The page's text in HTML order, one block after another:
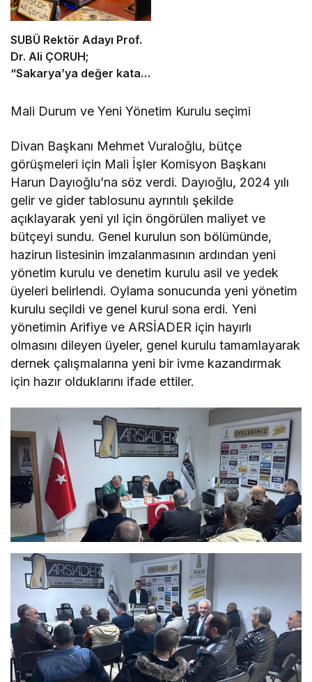
SUBÜ Rektör Adayı Prof.
Dr. Ali ÇORUH;
“Sakarya’ya değer katan
istiyorum”
Mali Durum ve Yeni Yönetim Kurulu seçimi
Divan Başkanı Mehmet Vuraloğlu, bütçe
görüşmeleri için Mali İşler Komisyon Başkanı
Harun Dayıoğlu’na söz verdi. Dayıoğlu, 2024 yılı
gelir ve gider tablosunu ayrıntılı şekilde
açıklayarak yeni yıl için öngörülen maliyet ve
bütçeyi sundu. Genel kurulun son bölümünde,
hazirun listesinin imzalanmasının ardından yeni
yönetim kurulu ve denetim kurulu asil ve yedek
üyeleri belirlendi. Oylama sonucunda yeni yönetim
kurulu seçildi ve genel kurul sona erdi. Yeni
yönetimin Arifiye ve ARSİADER için hayırlı
olmasını dileyen üyeler, genel kurulu tamamlayarak
dernek çalışmalarına yeni bir ivme kazandırmak
için hazır olduklarını ifade ettiler.